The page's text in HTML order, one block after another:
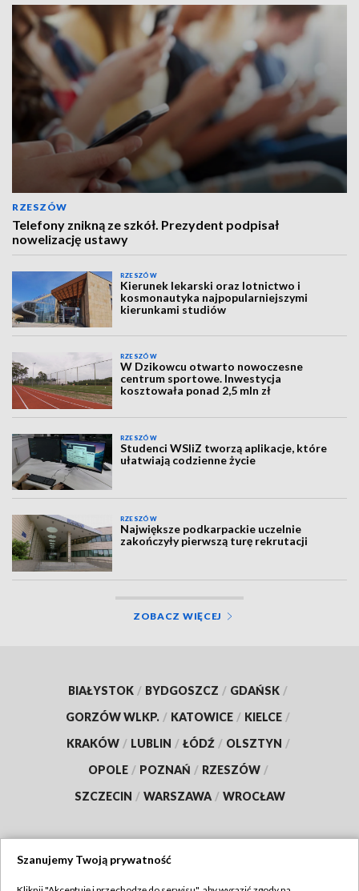
RZESZÓW
Telefony znikną ze szkół. Prezydent podpisał
nowelizację ustawy
RZESZÓW
Kierunek lekarski oraz lotnictwo i
kosmonautyka najpopularniejszymi
kierunkami studiów
RZESZÓW
W Dzikowcu otwarto nowoczesne
centrum sportowe. Inwestycja
kosztowała ponad 2,5 mln zł
RZESZÓW
Studenci WSIiZ tworzą aplikacje, które
ułatwiają codzienne życie
RZESZÓW
Największe podkarpackie uczelnie
zakończyły pierwszą turę rekrutacji
ZOBACZ WIĘCEJ
BIAŁYSTOK / BYDGOSZCZ / GDAŃSK /
GORZÓW WLKP. / KATOWICE / KIELCE /
KRAKÓW / LUBLIN / ŁÓDŹ / OLSZTYN /
OPOLE / POZNAŃ / RZESZÓW /
SZCZECIN / WARSZAWA / WROCŁAW
Szanujemy Twoją prywatność